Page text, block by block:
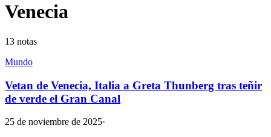
Venecia
13 notas
Mundo
Vetan de Venecia, Italia a Greta Thunberg tras teñir
de verde el Gran Canal
25 de noviembre de 2025·